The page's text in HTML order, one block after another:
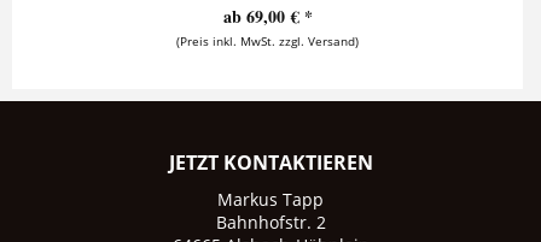
ab 69,00 € *
(Preis inkl. MwSt. zzgl. Versand)
JETZT KONTAKTIEREN
Markus Tapp
Bahnhofstr. 2